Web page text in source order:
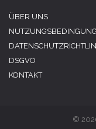
ÜBER UNS
DSGVO
KONTAKT
©